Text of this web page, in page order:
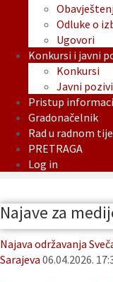
Odluke o
Ugovori
Konkursi i javni
Konkursi
Javni pozivi
Pristup
Gradonačelnik
Rad u radnom
PRETRAGA
Log in
Najave za
Najava održavanja
Sarajeva 06.04.2026.